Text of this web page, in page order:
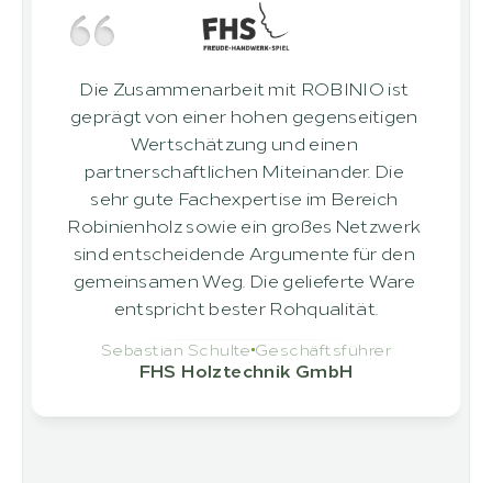
Die Zusammenarbeit mit ROBINIO ist
geprägt von einer hohen gegenseitigen
Wertschätzung und einen
partnerschaftlichen Miteinander. Die
sehr gute Fachexpertise im Bereich
Robinienholz sowie ein großes Netzwerk
sind entscheidende Argumente für den
gemeinsamen Weg. Die gelieferte Ware
entspricht bester Rohqualität.
Sebastian Schulte Geschäftsführer
FHS Holztechnik GmbH